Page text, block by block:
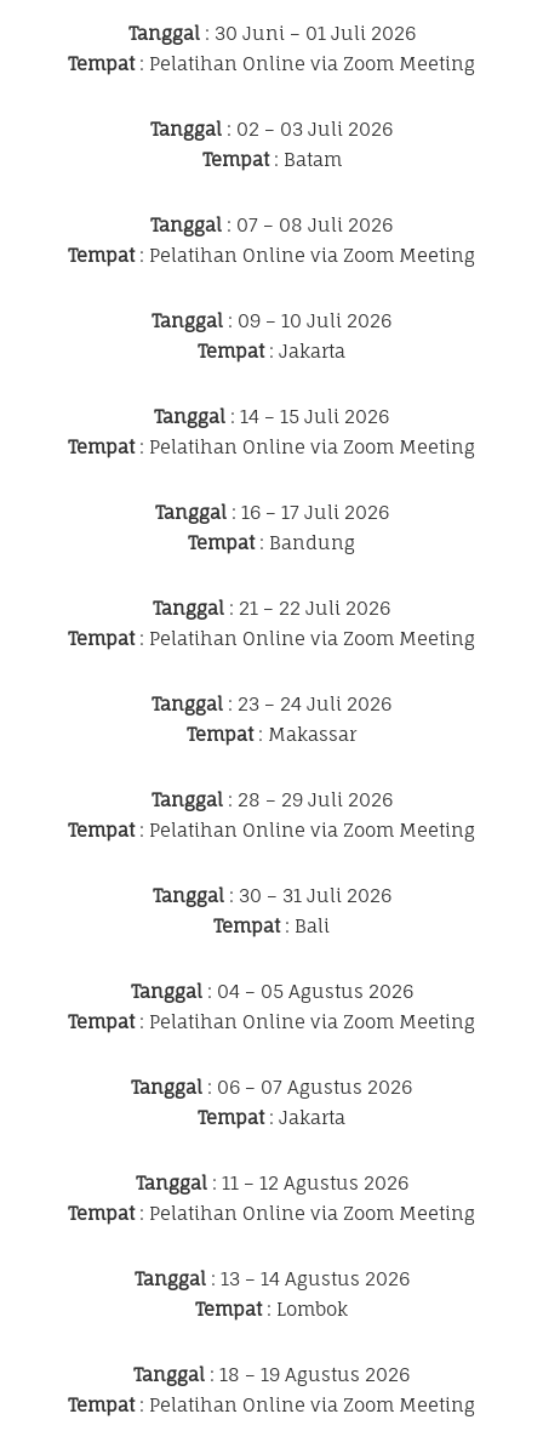
Tanggal: 30 Juni – 01 Juli 2026
Tempat: Pelatihan Online via Zoom Meeting
Tanggal : 02 – 03 Juli 2026
Tempat: Batam
Tanggal : 07 – 08 Juli 2026
Tempat: Pelatihan Online via Zoom Meeting
Tanggal : 09 – 10 Juli 2026
Tempat: Jakarta
Tanggal : 14 – 15 Juli 2026
Tempat: Pelatihan Online via Zoom Meeting
Tanggal: 16 – 17 Juli 2026
Tempat: Bandung
Tanggal : 21 – 22 Juli 2026
Tempat: Pelatihan Online via Zoom Meeting
Tanggal : 23 – 24 Juli 2026
Tempat: Makassar
Tanggal: 28 – 29 Juli 2026
Tempat: Pelatihan Online via Zoom Meeting
Tanggal: 30 – 31 Juli 2026
Tempat: Bali
Tanggal: 04 – 05 Agustus 2026
Tempat: Pelatihan Online via Zoom Meeting
Tanggal : 06 – 07 Agustus 2026
Tempat: Jakarta
Tanggal: 11 – 12 Agustus 2026
Tempat: Pelatihan Online via Zoom Meeting
Tanggal: 13 – 14 Agustus 2026
Tempat: Lombok
Tanggal : 18 – 19 Agustus 2026
Tempat: Pelatihan Online via Zoom Meeting